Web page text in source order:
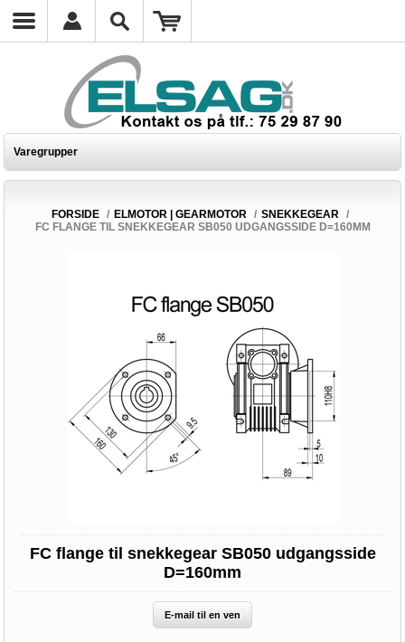
Varegrupper
FORSIDE / ELMOTOR | GEARMOTOR / SNEKKEGEAR /
FC FLANGE TIL SNEKKEGEAR SB050 UDGANGSSIDE D=160MM
FC flange til snekkegear SB050 udgangsside
D=160mm
E-mail til en ven